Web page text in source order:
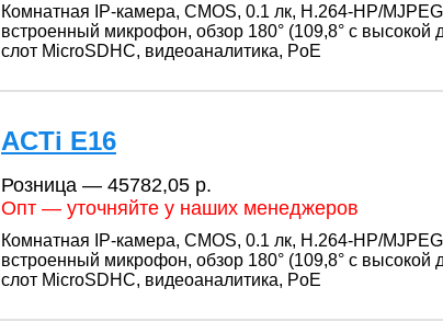
Комнатная IP-камера, CMOS, 0.1 лк, H.264-HP/
встроенный микрофон, обзор 180° (109,8° с
слот MicroSDHC, видеоаналитика, PoE
ACTi E16
Розница — 45782,05 р.
Опт — уточняйте у наших менеджеров
Комнатная IP-камера, CMOS, 0.1 лк, H.264-HP/
встроенный микрофон, обзор 180° (109,8° с
слот MicroSDHC, видеоаналитика, PoE